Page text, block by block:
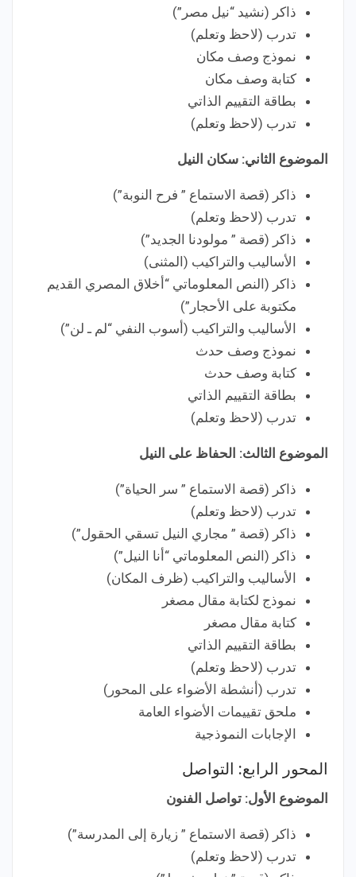
ذاكر (نشيد “نيل مصر”)
تدرب (لاحظ وتعلم)
نموذج وصف مكان
كتابة وصف مكان
بطاقة التقييم الذاتي
تدرب (لاحظ وتعلم)
الموضوع الثاني: سكان النيل
ذاكر (قصة الاستماع ” فرح النوبة”)
تدرب (لاحظ وتعلم)
ذاكر (قصة ” مولودنا الجديد”)
الأساليب والتراكيب (المثنى)
ذاكر (النص المعلوماتي “أخلاق المصري القديم
مكتوبة على الأحجار”)
الأساليب والتراكيب (أسوب النفي “لم ـ لن”)
نموذج وصف حدث
كتابة وصف حدث
بطاقة التقييم الذاتي
تدرب (لاحظ وتعلم)
الموضوع الثالث: الحفاظ على النيل
ذاكر (قصة الاستماع ” سر الحياة”)
تدرب (لاحظ وتعلم)
ذاكر (قصة ” مجاري النيل تسقي الحقول”)
ذاكر (النص المعلوماتي “أنا النيل”)
الأساليب والتراكيب (ظرف المكان)
نموذج لكتابة مقال مصغر
كتابة مقال مصغر
بطاقة التقييم الذاتي
تدرب (لاحظ وتعلم)
تدرب (أنشطة الأضواء على المحور)
ملحق تقييمات الأضواء العامة
الإجابات النموذجية
المحور الرابع: التواصل
الموضوع الأول: تواصل الفنون
ذاكر (قصة الاستماع ” زيارة إلى المدرسة”)
تدرب (لاحظ وتعلم)